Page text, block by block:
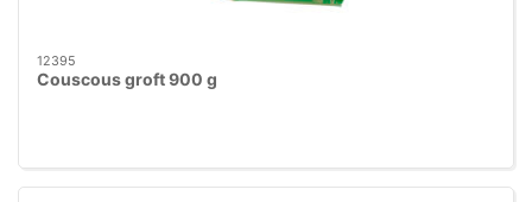
12395
Couscous groft 900 g